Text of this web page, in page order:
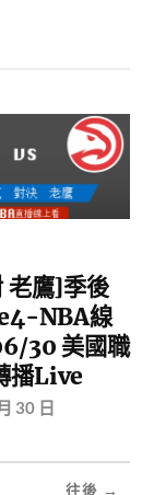
老鷹]季後
NBA線
30 美國職
播Live
30 日
往後 →